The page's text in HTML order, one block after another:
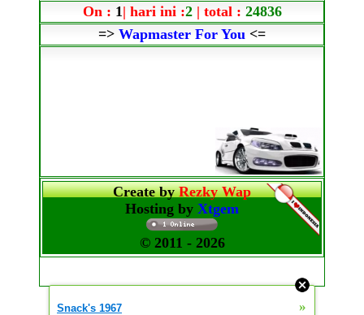
On : 1 | hari ini :2| total : 24836
=> Wapmaster For You <=
Create byRezky Wap
Hosting by Xtgem
© 2011 - 2026
Snack's 1967 »